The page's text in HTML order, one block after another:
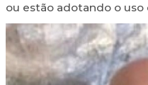
ou estão adotando o uso